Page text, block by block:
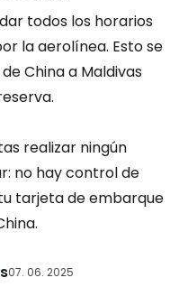
todos los horarios
la aerolínea. Esto se
China a Maldivas
realizar ningún
no hay control de
tarjeta de embarque
07. 06. 2025